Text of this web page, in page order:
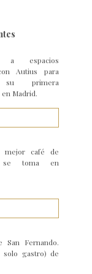
a espacios
Autius para
su primera
Madrid.
mejor café de
se toma en
San Fernando.
solo gastro) de